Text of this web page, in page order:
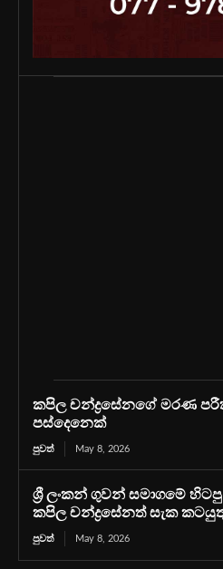
කපිල චන්ද්‍රසේනගේ මරණ
පස්දෙනෙක්
පුවත් May 8, 2026
ශ්‍රී ලංකන් ගුවන් සමාගමේ
කපිල චන්ද්‍රසේනත් සැක
පුවත් May 8, 2026